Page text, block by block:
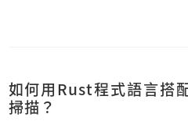
如何用Rust程式語言搭
掃描？